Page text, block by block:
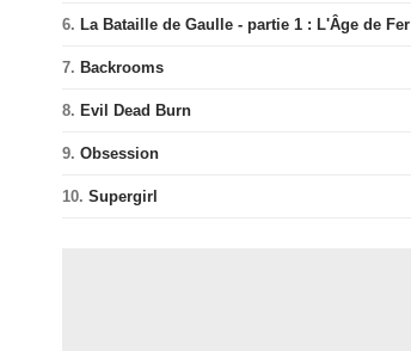
6. La Bataille de Gaulle - partie 1 : L'Âge de Fer
7. Backrooms
8. Evil Dead Burn
9. Obsession
10. Supergirl